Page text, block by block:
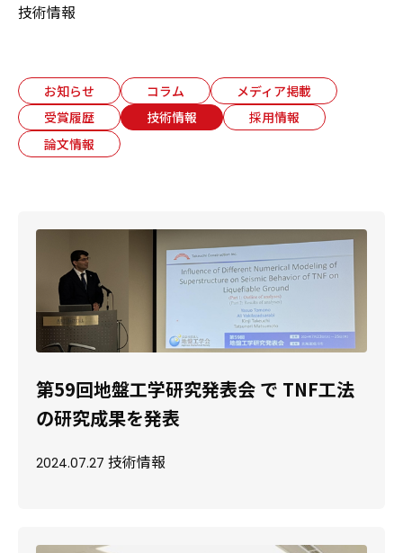
技術情報
お知らせ コラム
メディア掲載
受賞履歴
技術情報
採用情報
論文情報
第59回地盤工学研究発表会 で TNF工法
の研究成果を発表
2024.07.27 技術情報